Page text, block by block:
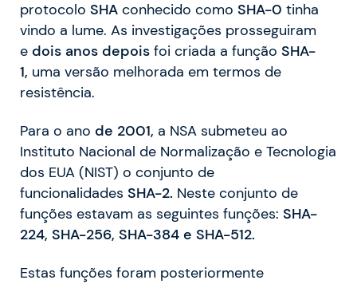
protocolo SHA conhecido como SHA-0 tinha
vindo a lume. As investigações prosseguiram
e dois anos depois foi criada a função SHA-
1, uma versão melhorada em termos de
resistência.
Para o ano de 2001, a NSA submeteu ao
Instituto Nacional de Normalização e Tecnologia
dos EUA (NIST) o conjunto de
funcionalidades SHA-2. Neste conjunto de
funções estavam as seguintes funções: SHA-
224, SHA-256, SHA-384 e SHA-512.
Estas funções foram posteriormente